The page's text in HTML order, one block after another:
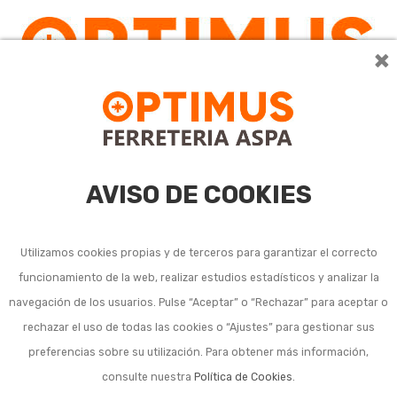
×
AVISO DE COOKIES
Utilizamos cookies propias y de terceros para garantizar el correcto
funcionamiento de la web, realizar estudios estadísticos y analizar la
navegación de los usuarios. Pulse “Aceptar” o “Rechazar” para aceptar o
rechazar el uso de todas las cookies o “Ajustes” para gestionar sus
preferencias sobre su utilización. Para obtener más información,
consulte nuestra Política de Cookies.